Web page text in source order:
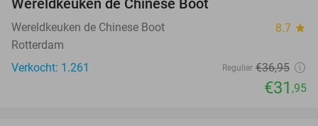
Wereldkeuken de Chinese Boot
Wereldkeuken de Chinese Boot 8.7 star
Rotterdam
Verkocht: 1.261
Regulier €36,95
€31 ,95